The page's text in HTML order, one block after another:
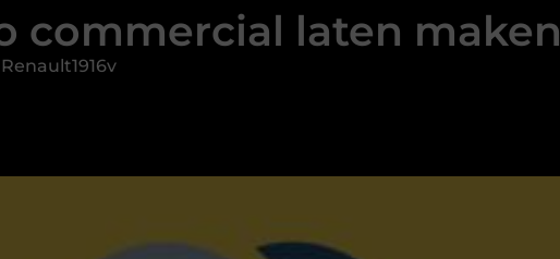
commercial laten maken